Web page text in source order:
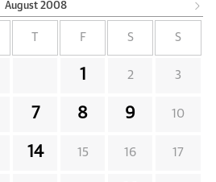
August 2008
F S S
1 2 3
7 8 9 10
14 15 16 17